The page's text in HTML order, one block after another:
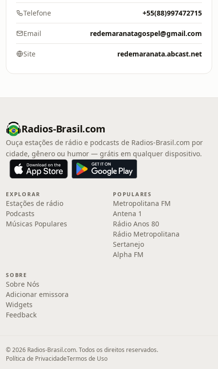
Telefone +55(88)997472715
Email redemaranatagospel@gmail.com
Site redemaranata.abcast.net
Radios-Brasil.com
Ouça estações de rádio e podcasts de Radios-Brasil.com por
cidade, gênero ou humor — grátis em qualquer dispositivo.
EXPLORAR
Estações de rádio
Podcasts
Músicas Populares
POPULARES
Metropolitana FM
Antena 1
Rádio Anos 80
Rádio Metropolitana
Sertanejo
Alpha FM
SOBRE
Sobre Nós
Adicionar emissora
Widgets
Feedback
© 2026 Radios-Brasil.com. Todos os direitos reservados.
Política de PrivacidadeTermos de Uso